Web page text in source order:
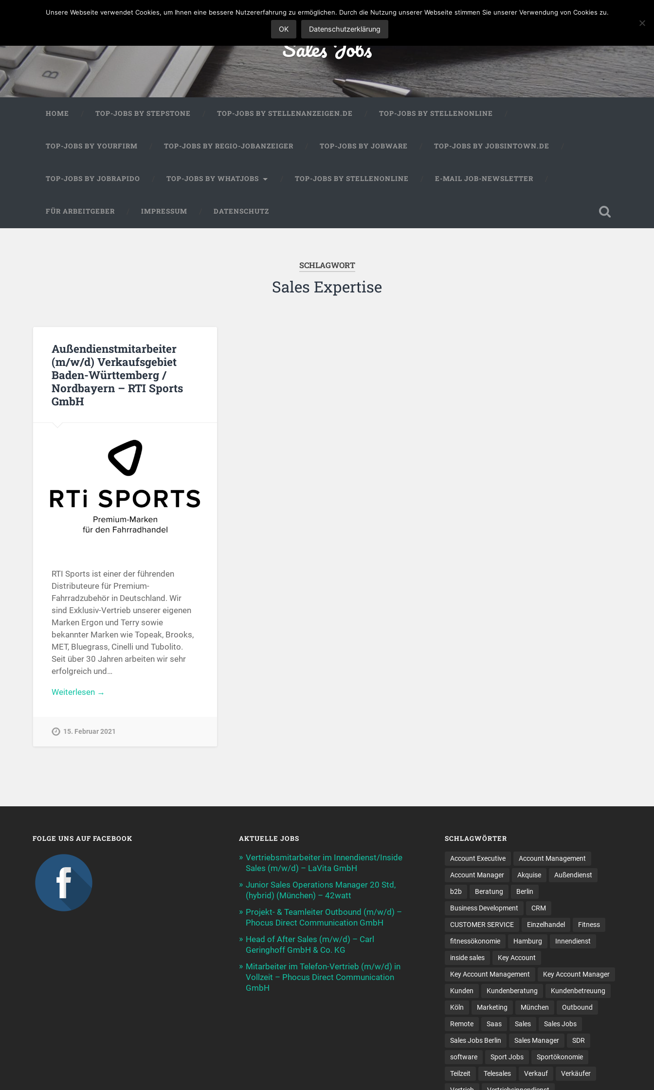
Sales Jobs
HOME TOP-JOBS BY STEPSTONE TOP-JOBS BY STELLENANZEIGEN.DE TOP-JOBS BY STELLENONLINE
TOP-JOBS BY YOURFIRM TOP-JOBS BY REGIO-JOBANZEIGER TOP-JOBS BY JOBWARE TOP-JOBS BY JOBSINTOWN.DE
TOP-JOBS BY JOBRAPIDO TOP-JOBS BY WHATJOBS TOP-JOBS BY STELLENONLINE E-MAIL JOB-NEWSLETTER
FÜR ARBEITGEBER IMPRESSUM DATENSCHUTZ
SCHLAGWORT
Sales Expertise
Außendienstmitarbeiter
(m/w/d) Verkaufsgebiet
Baden-Württemberg /
Nordbayern – RTI Sports
GmbH
RTI Sports ist einer der führenden
Distributeure für Premium-
Fahrradzubehör in Deutschland. Wir
sind Exklusiv-Vertrieb unserer eigenen
Marken Ergon und Terry sowie
bekannter Marken wie Topeak, Brooks,
MET, Bluegrass, Cinelli und Tubolito.
Seit über 30 Jahren arbeiten wir sehr
erfolgreich und…
Weiterlesen →
15. Februar 2021
FOLGE UNS AUF FACEBOOK AKTUELLE JOBS
Vertriebsmitarbeiter im Innendienst/Inside
Sales (m/w/d) – LaVita GmbH
Junior Sales Operations Manager 20 Std,
(hybrid) (München) – 42watt
Projekt- & Teamleiter Outbound (m/w/d) –
Phocus Direct Communication GmbH
Head of After Sales (m/w/d) – Carl
Geringhoff GmbH & Co. KG
Mitarbeiter im Telefon-Vertrieb (m/w/d) in
Vollzeit – Phocus Direct Communication
GmbH
SCHLAGWÖRTER
Account Executive Account Management
Account Manager Akquise Außendienst
b2b Beratung Berlin
Business Development CRM
CUSTOMER SERVICE Einzelhandel Fitness
fitnessökonomie Hamburg Innendienst
inside sales Key Account
Key Account Management Key Account Manager
Kunden Kundenberatung Kundenbetreuung
Köln Marketing München Outbound
Remote Saas Sales Sales Jobs
Sales Jobs Berlin Sales Manager SDR
software Sport Jobs Sportökonomie
Teilzeit Telesales Verkauf Verkäufer
Unsere Webseite verwendet Cookies, um Ihnen eine bessere Nutzererfahrung zu ermöglichen. Durch die Nutzung unserer Webseite stimmen Sie unserer Verwendung von Cookies zu.
OK Datenschutzerklärung